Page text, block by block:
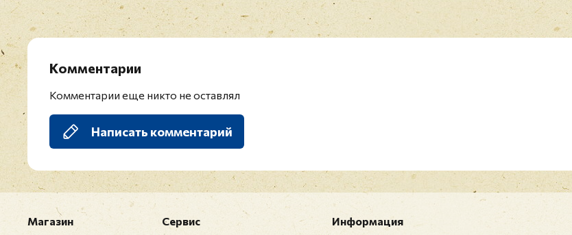
Комментарии
Комментарии еще никто не оставлял
Написать комментарий
Магазин
Сервис
Информация